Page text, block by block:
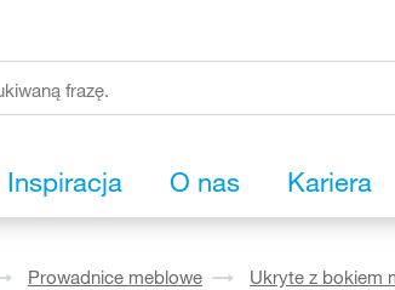
Inspiracja O nas Kariera
Prowadnice meblowe Ukryte z bokiem